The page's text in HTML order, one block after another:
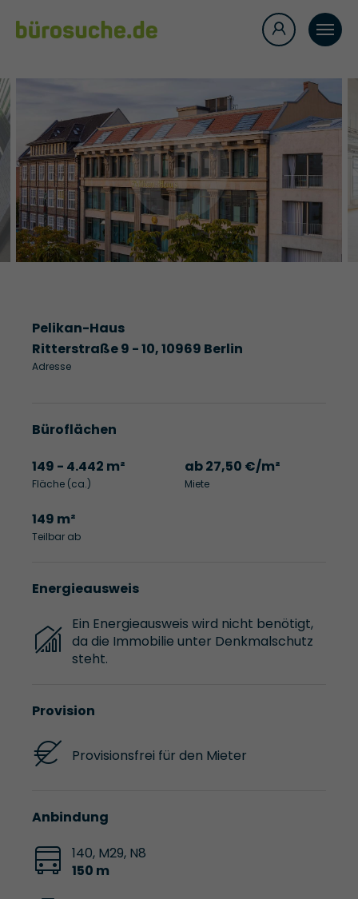
Pelikan-Haus
Ritterstraße 9 - 10, 10969 Berlin
Adresse
Büroflächen
149 - 4.442 m²
Fläche (ca.)
ab 27,50 €/m²
Miete
149 m²
Teilbar ab
Energieausweis
Ein Energieausweis wird nicht benötigt,
da die Immobilie unter Denkmalschutz
steht.
Provision
Provisionsfrei für den Mieter
Anbindung
140, M29, N8
150 m